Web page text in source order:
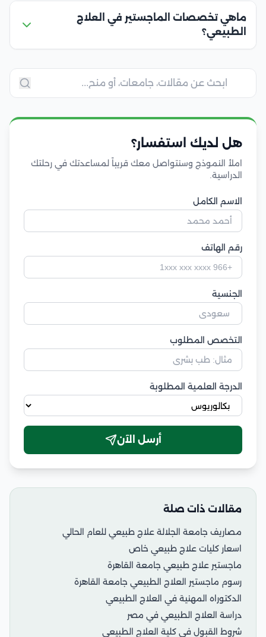
ماهي تخصصات الماجستير في العلاج
الطبيعي؟
هل لديك استفسار؟
املأ النموذج وسنتواصل معك قريباً لمساعدتك في رحلتك
الدراسية.
الاسم الكامل
رقم الهاتف
الجنسية
التخصص المطلوب
الدرجة العلمية المطلوبة
أرسل الآن
مقالات ذات صلة
مصاريف جامعة الجلالة علاج طبيعي للعام الحالي
اسعار كليات علاج طبيعي خاص
ماجستير علاج طبيعي جامعة القاهرة
رسوم ماجستير العلاج الطبيعي جامعة القاهرة
الدكتوراه المهنية في العلاج الطبيعي
دراسة العلاج الطبيعي في مصر
شروط القبول في كلية العلاج الطبيعي